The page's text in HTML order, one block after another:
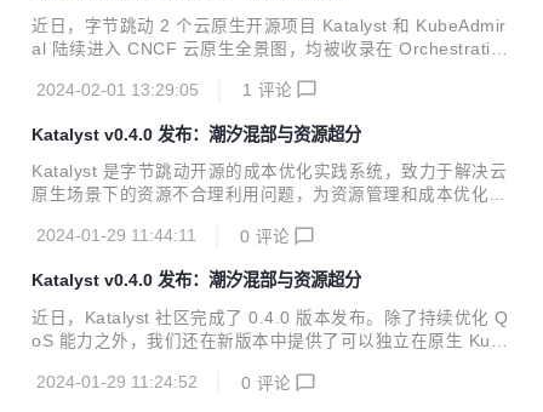
近日，字节跳动 2 个云原生开源项目 Katalyst 和 KubeAdmir
al 陆续进入 CNCF 云原生全景图，均被收录在 Orchestration
CNCF 官方认可生态构建工具中的一部分。 Katalsyt｜http
cheduling-orchestration--katalyst KubeAdmiral｜https://la
ndscape.cncf.io/?item=orch...
2024-02-01 13:29:05 1 评论
Katalyst v0.4.0 发布：潮汐混部与资源超分
Katalyst 是字节跳动开源的成本优化实践系统，致力于解决云
原生场景下的资源不合理利用问题，为资源管理和成本优化提
ewharf/katalyst-core 近日，Katalyst 社区完成了 0.4.0 版本
了可以独立在原生 Kubernetes 上使用的潮汐混部和资源超售
能力。 和在离线常态混部一样，这些能力是字节跳动在不同业
务场景中实现降本增效的技术手段，我们在抽象出标准化能力
成本完成资源...
2024-01-29 11:44:11 0 评论
Katalyst v0.4.0 发布：潮汐混部与资源超分
近日，Katalyst 社区完成了 0.4.0 版本发布。除了持续优化 Q
oS 能力之外，我们还在新版本中提供了可以独立在原生 Kube
2024-01-29 11:24:52
0 评论